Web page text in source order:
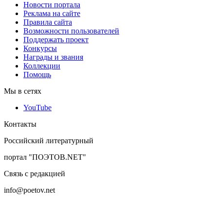
Новости портала
Реклама на сайте
Правила сайта
Возможности пользователей
Поддержать проект
Конкурсы
Награды и звания
Коллекции
Помощь
Мы в сетях
YouTube
Контакты
Российский литературный
портал "ПОЭТОВ.NET"
Связь с редакцией
info@poetov.net